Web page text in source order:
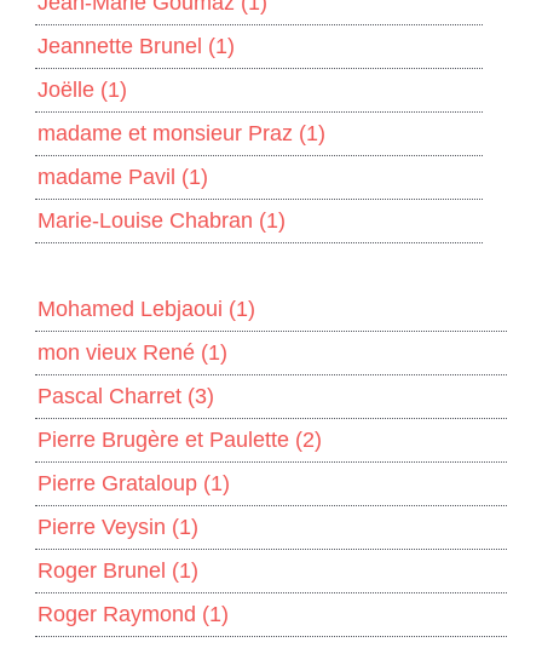
Jeannette Brunel (1)
Joëlle (1)
madame et monsieur Praz (1)
madame Pavil (1)
Marie-Louise Chabran (1)
Mohamed Lebjaoui (1)
mon vieux René (1)
Pascal Charret (3)
Pierre Brugère et Paulette (2)
Pierre Grataloup (1)
Pierre Veysin (1)
Roger Brunel (1)
Roger Raymond (1)